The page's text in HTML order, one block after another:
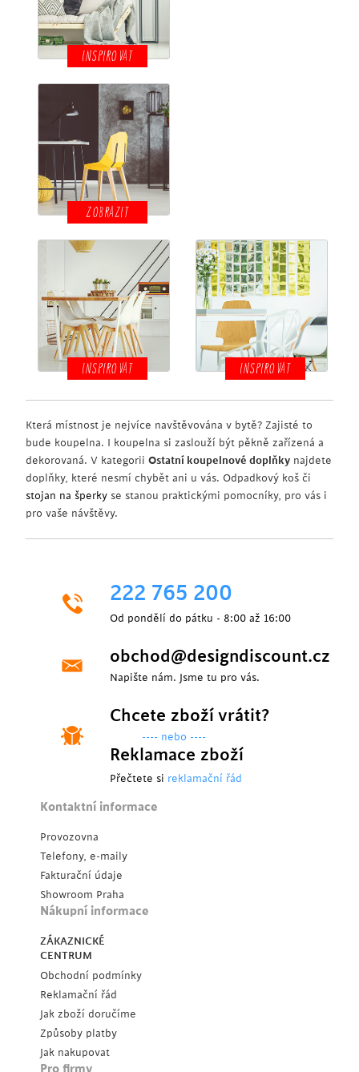
INSPIROVAT
ZOBRAZIT
INSPIROVAT INSPIROVAT
Která místnost je nejvíce navštěvována v bytě? Zajisté to
bude koupelna. I koupelna si zaslouží být pěkně zařízená a
dekorovaná. V kategorii Ostatní koupelnové doplňky najdete
doplňky, které nesmí chybět ani u vás. Odpadkový koš či
stojan na šperky se stanou praktickými pomocníky, pro vás i
pro vaše návštěvy.
222 765 200
Od pondělí do pátku - 8:00 až 16:00
obchod@designdiscount.cz
Napište nám. Jsme tu pro vás.
Chcete zboží vrátit?
---- nebo ----
Reklamace zboží
Přečtete si reklamační řád
Kontaktní informace
Provozovna
Telefony, e-maily
Fakturační údaje
Showroom Praha
Nákupní informace
ZÁKAZNICKÉ
CENTRUM
Obchodní podmínky
Reklamační řád
Jak zboží doručíme
Způsoby platby
Jak nakupovat
Pro firmy